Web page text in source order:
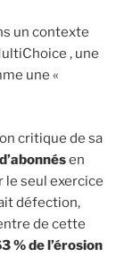
un contexte
, une
une «
critique de sa
en
le seul exercice
défection,
de cette
% de l’érosion